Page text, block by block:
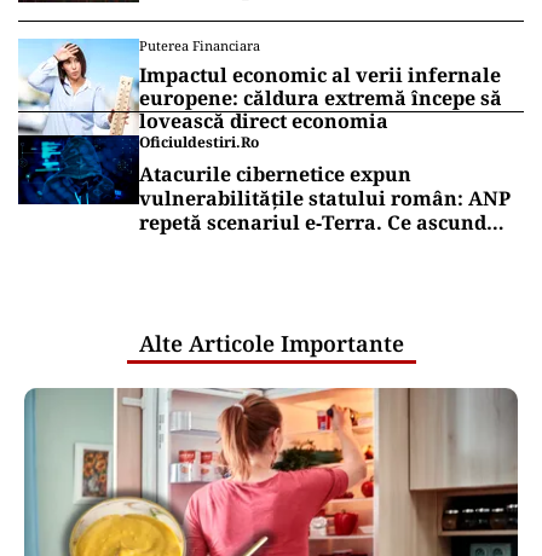
Puterea Financiara
Impactul economic al verii infernale
europene: căldura extremă începe să
lovească direct economia
Oficiuldestiri.ro
Atacurile cibernetice expun
vulnerabilitățile statului român: ANP
repetă scenariul e‑Terra. Ce ascund
Alte Articole Importante